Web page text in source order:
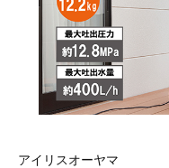
アイリスオーヤマ